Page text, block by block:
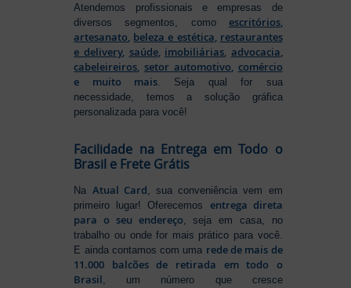
Atendemos profissionais e empresas de
diversos segmentos, como escritórios,
artesanato beleza e estética restaurantes
e delivery, saúde, imobiliárias advocacia
cabeleireiros setor automotivo comércio
e muito mais . Seja qual for sua
necessidade, temos a solução gráfica
personalizada para você!
Facilidade na Entrega em Todo o
Brasil e Frete Grátis
Na Atual Card, sua conveniência vem em
primeiro lugar! Oferecemos entrega direta
para o seu endereço, seja em casa, no
trabalho ou onde for mais prático para você.
E ainda contamos com uma rede de mais de
11.000 balcões de retirada em todo o
Brasil, um número que cresce